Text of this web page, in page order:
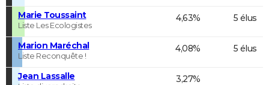
Marie Toussaint
Liste Les Ecologistes
4,63% 5 élus
Marion Maréchal
Liste Reconquête !
4,08% 5 élus
Jean Lassalle 3,27%